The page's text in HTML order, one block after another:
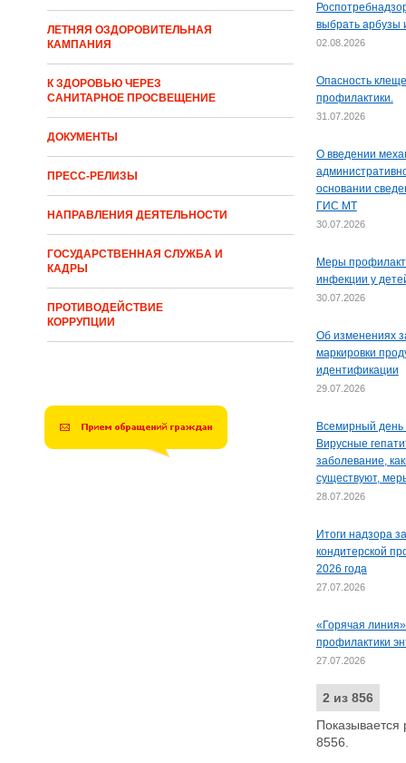
ЛЕТНЯЯ ОЗДОРОВИТЕЛЬНАЯ
КАМПАНИЯ
К ЗДОРОВЬЮ ЧЕРЕЗ
САНИТАРНОЕ ПРОСВЕЩЕНИЕ
ДОКУМЕНТЫ
ПРЕСС-РЕЛИЗЫ
НАПРАВЛЕНИЯ ДЕЯТЕЛЬНОСТИ
ГОСУДАРСТВЕННАЯ СЛУЖБА И
КАДРЫ
ПРОТИВОДЕЙСТВИЕ
КОРРУПЦИИ
выбрать арбузы
02.08.2026
Опасность
профилактики.
31.07.2026
О введении
основании
ГИС МТ
30.07.2026
Меры
инфекции у
30.07.2026
Об изменениях
маркировки
идентификации
29.07.2026
Всемирный день
Вирусные
заболевание,
существуют,
28.07.2026
Итоги надзора
кондитерской
2026 года
27.07.2026
«Горячая
профилактики
27.07.2026
2 из 856
Показывается
8556.